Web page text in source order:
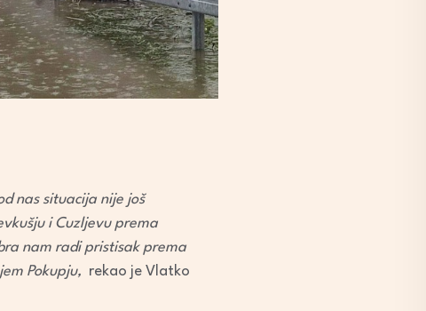
nas situacija nije još
i Cuzljevu prema
nam radi pristisak prema
Pokupju, rekao je Vlatko